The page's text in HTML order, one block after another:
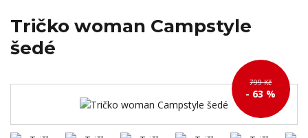
Tričko woman Campstyle
šedé
799 Kč
- 63 %